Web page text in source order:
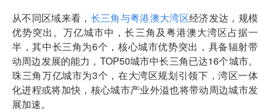
从不同区域来看， 长三角与粤港澳大湾区经济发达，规模
优势突出。万亿城市中，长三角及粤港澳大湾区占据一
半，其中长三角为6个，核心城市优势突出，具备辐射带
动周边发展的能力，TOP50城市中长三角已达16个城市。
珠三角万亿城市为3个，在大湾区规划引领下，湾区一体
化进程或将加快，核心城市产业外溢也将带动周边城市发
展加速。